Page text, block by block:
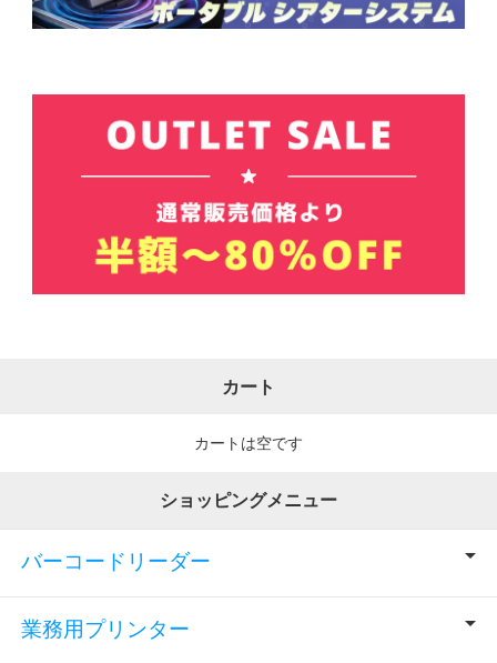
カート
カートは空です
ショッピングメニュー
バーコードリーダー
業務用プリンター